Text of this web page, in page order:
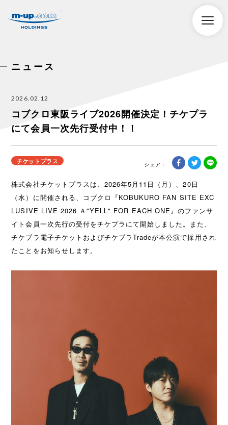
株式会社エムアップホールディングス
toggle
ニュース
2026.02.12
コブクロ東阪ライブ2026開催決定！チケプラ
にて会員一次先行受付中！！
チケットプラス
株式会社チケットプラスは、2026年5月11日（月）、20日
（水）に開催される、コブクロ『KOBUKURO FAN SITE EXC
LUSIVE LIVE 2026 Ａ"YELL" FOR EACH ONE』のファンサ
イト会員一次先行の受付をチケプラにて開始しました。また、
チケプラ電子チケットおよびチケプラTradeが本公演で採用され
たことをお知らせします。